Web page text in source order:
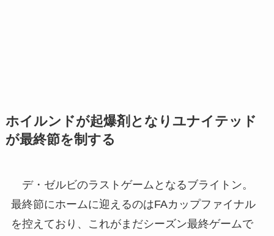
ホイルンドが起爆剤となりユナイテッド
が最終節を制する
デ・ゼルビのラストゲームとなるブライトン。
最終節にホームに迎えるのはFAカップファイナル
を控えており、これがまだシーズン最終ゲームで